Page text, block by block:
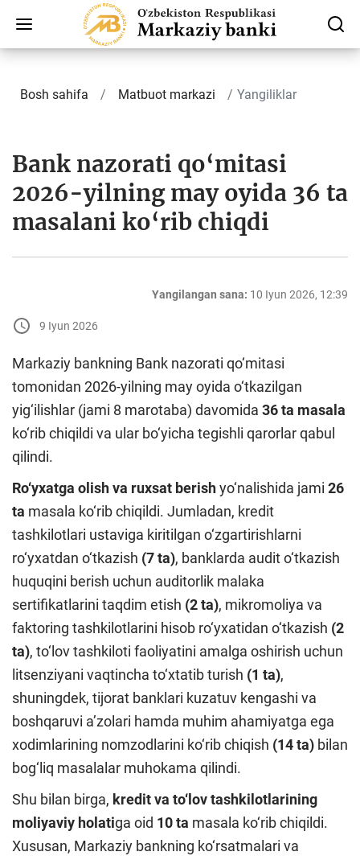
Bosh sahifa Matbuot markazi Yangiliklar
Bank nazorati qo‘mitasi
2026-yilning may oyida 36 ta
masalani ko‘rib chiqdi
Yangilangan sana: 10 Iyun 2026, 12:39
9 Iyun 2026
Markaziy bankning Bank nazorati qo‘mitasi
tomonidan 2026-yilning may oyida o‘tkazilgan
yig‘ilishlar (jami 8 marotaba) davomida 36 ta masala
ko‘rib chiqildi va ular bo‘yicha tegishli qarorlar qabul
qilindi.
Ro‘yxatga olish va ruxsat berishyo‘nalishida jami 26
ta masala ko‘rib chiqildi. Jumladan, kredit
tashkilotlari ustaviga kiritilgan o‘zgartirishlarni
ro‘yxatdan o‘tkazish (7 ta), banklarda audit o‘tkazish
huquqini berish uchun auditorlik malaka
sertifikatlarini taqdim etish (2 ta), mikromoliya va
faktoring tashkilotlarini hisob ro‘yxatidan o‘tkazish (2
ta), to‘lov tashkiloti faoliyatini amalga oshirish uchun
litsenziyani vaqtincha to‘xtatib turish (1 ta),
shuningdek, tijorat banklari kuzatuv kengashi va
boshqaruvi a’zolari hamda muhim ahamiyatga ega
xodimlarining nomzodlarini ko‘rib chiqish (14 ta) bilan
bog‘liq masalalar muhokama qilindi.
Shu bilan birga, kredit va to‘lov tashkilotlarining
moliyaviy holatiga oid 10 ta masala ko‘rib chiqildi.
Xususan, Markaziy bankning ko‘rsatmalari va